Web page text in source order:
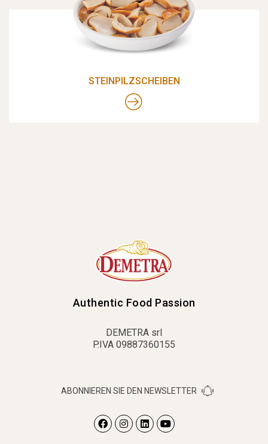
STEINPILZSCHEIBEN
Authentic Food Passion
DEMETRA srl
P.IVA 09887360155
ABONNIEREN SIE DEN NEWSLETTER